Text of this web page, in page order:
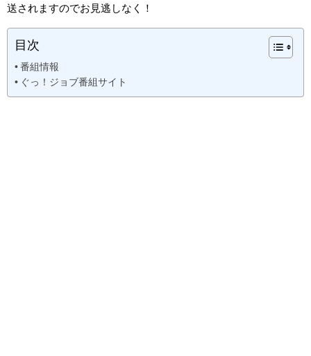
送されますのでお見逃しなく！
目次
番組情報
ぐっ！ジョブ番組サイト